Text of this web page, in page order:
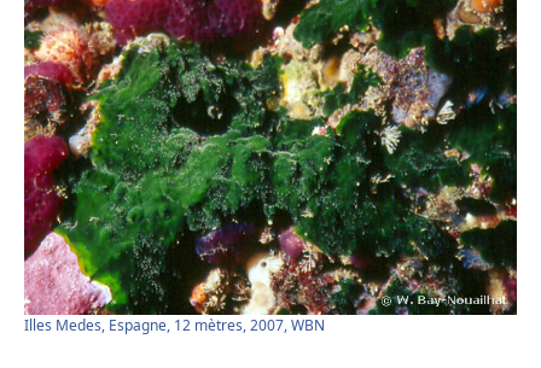
Illes Medes, Espagne, 12 mètres, 2007, WBN